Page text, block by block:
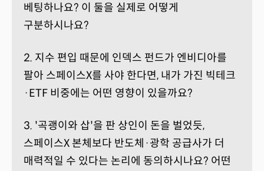
베팅하나요? 이 둘을 실제로 어떻게
구분하시나요?
2. 지수 편입 때문에 인덱스 펀드가 엔비디아를
팔아 스페이스X를 사야 한다면, 내가 가진 빅테크
·ETF 비중에는 어떤 영향이 있을까요?
3. '곡괭이와 삽'을 판 상인이 돈을 벌었듯,
스페이스X 본체보다 반도체·광학 공급사가 더
매력적일 수 있다는 논리에 동의하시나요? 어떤